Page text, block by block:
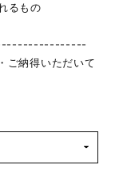
るもの
ご納得いただいて